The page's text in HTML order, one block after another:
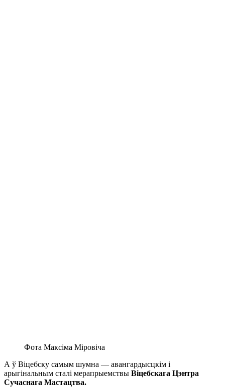
Фота Максіма Міровіча
А ў Віцебску самым шумна — авангардысцкім і
арыгінальным сталі мерапрыемствы Віцебскага Цэнтра
Сучаснага Мастацтва.